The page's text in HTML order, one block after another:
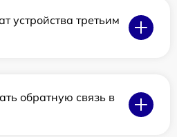
устройства третьим
обратную связь в